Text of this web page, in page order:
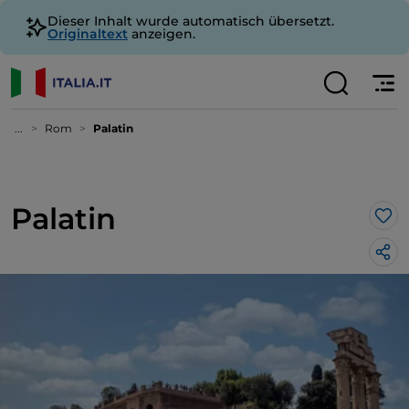
Dieser Inhalt wurde automatisch übersetzt.
Originaltext anzeigen.
... Rom Palatin
Palatin